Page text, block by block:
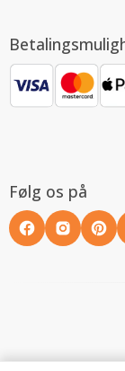
Følg os på